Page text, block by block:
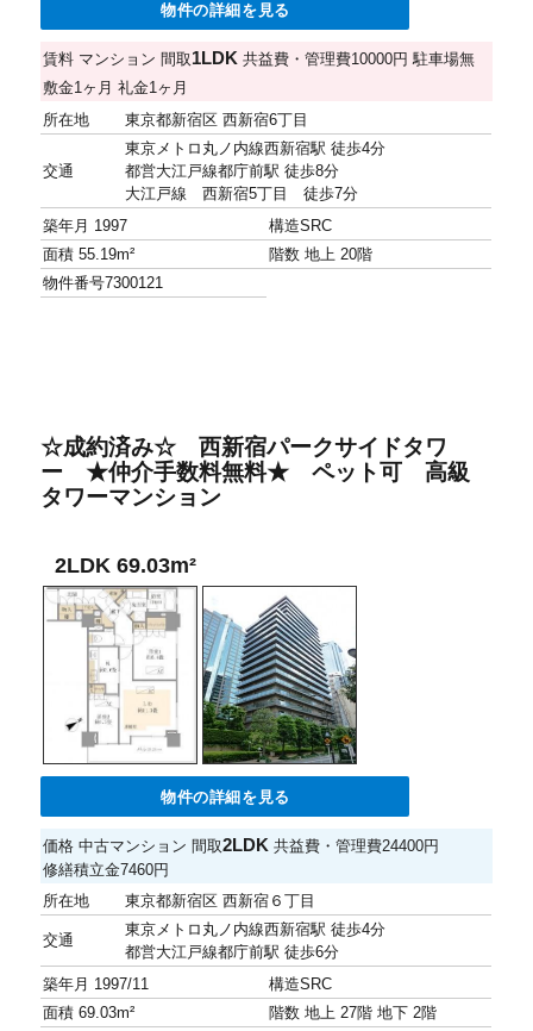
物件の詳細を見る
賃料 マンション 間取 1LDK 共益費・管理費10000円 駐車場無
敷金1ヶ月 礼金1ヶ月
所在地
東京都新宿区 西新宿6丁目
交通
東京メトロ丸ノ内線西新宿駅 徒歩4分
都営大江戸線都庁前駅 徒歩8分
大江戸線 西新宿5丁目 徒歩7分
築年月 1997 構造SRC
面積 55.19m² 階数 地上 20階
物件番号7300121
☆成約済み☆ 西新宿パークサイドタワ
ー ★仲介手数料無料★ ペット可 高級
タワーマンション
2LDK 69.03m²
物件の詳細を見る
価格 中古マンション 間取2LDK 共益費・管理費24400円
修繕積立金7460円
所在地
東京都新宿区 西新宿６丁目
交通
東京メトロ丸ノ内線西新宿駅 徒歩4分
都営大江戸線都庁前駅 徒歩6分
築年月 1997/11 構造SRC
面積 69.03m² 階数 地上 27階 地下 2階